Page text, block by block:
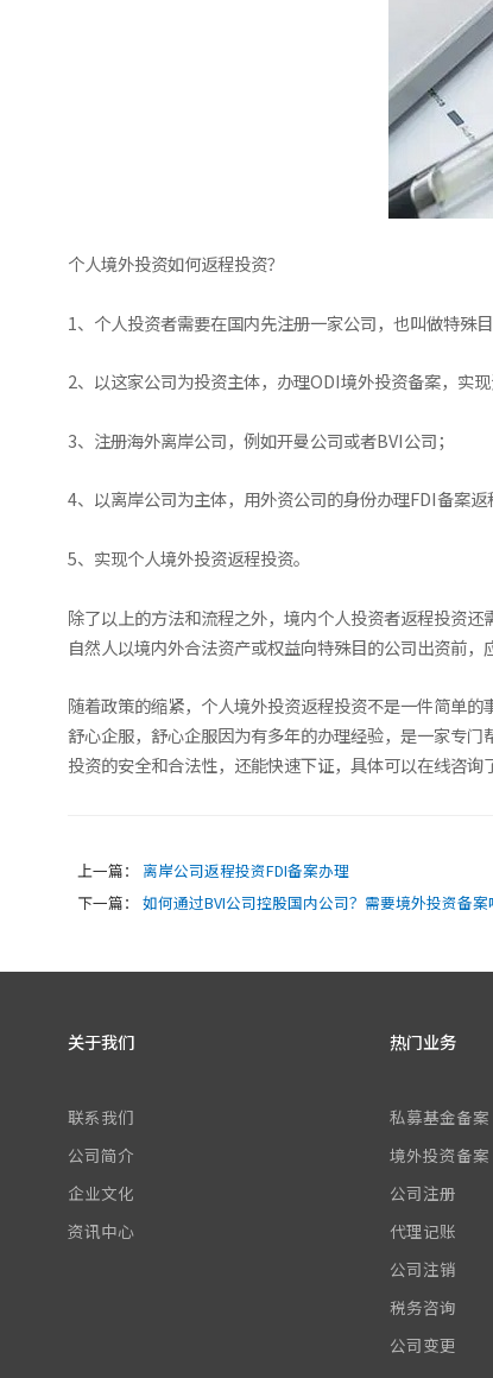
个人境外投资如何返程投资？
1、个人投资者需要在国内先注册一家公司，也叫做特殊目
2、以这家公司为投资主体，办理ODI境外投资备案，实现
3、注册海外离岸公司，例如开曼公司或者BVI公司；
4、以离岸公司为主体，用外资公司的身份办理FDI备案返
5、实现个人境外投资返程投资。
除了以上的方法和流程之外，境内个人投资者返程投资
自然人以境内外合法资产或权益向特殊目的公司出资前，
随着政策的缩紧，个人境外投资返程投资不是一件简单
舒心企服，舒心企服因为有多年的办理经验，是一家专
投资的安全和合法性，还能快速下证，具体可以在线咨询
上一篇：
离岸公司返程投资FDI备案办理
下一篇：
如何通过BVI公司控股国内公司？需要境外投资备案
关于我们
联系我们
公司简介
企业文化
资讯中心
热门业务
私募基金备案
境外投资备案
公司注册
代理记账
公司注销
税务咨询
公司变更